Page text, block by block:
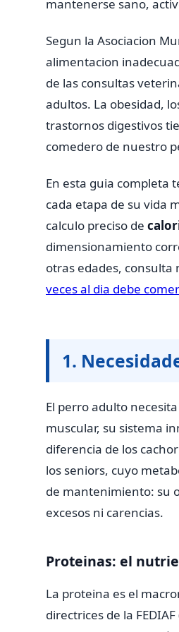
mantenerse sano,
Segun la Asociacion
alimentacion
de las consultas
adultos. La obesidad,
trastornos digestivos
comedero de nuestro
En esta guia completa
cada etapa de su vida
calculo preciso de
dimensionamiento
otras edades, consulta
veces al dia debe
1.
El perro adulto
muscular, su sistema
diferencia de los
los seniors, cuyo
de mantenimiento: su
excesos ni carencias.
Proteinas: el
La proteina es el
directrices de la